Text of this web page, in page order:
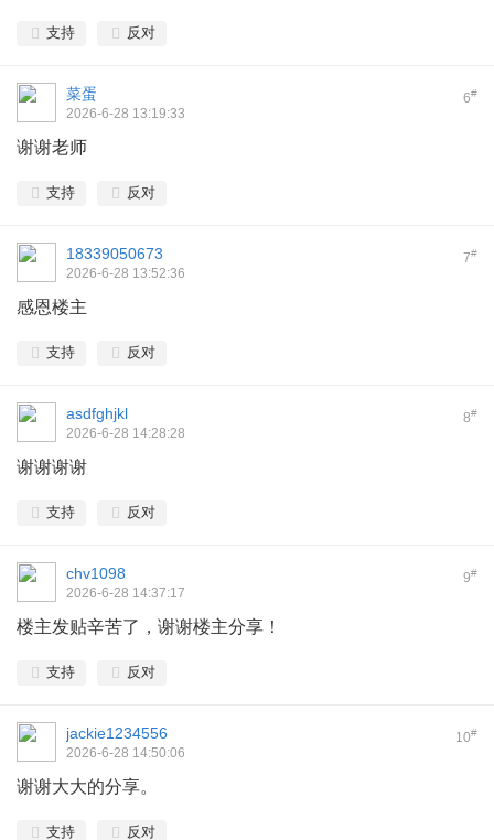
支持 反对
6#
菜蛋
2026-6-28 13:19:33
谢谢老师
支持 反对
7#
18339050673
2026-6-28 13:52:36
感恩楼主
支持 反对
8#
asdfghjkl
2026-6-28 14:28:28
谢谢谢谢
支持 反对
9#
chv1098
2026-6-28 14:37:17
楼主发贴辛苦了，谢谢楼主分享！
支持 反对
10#
jackie1234556
2026-6-28 14:50:06
谢谢大大的分享。
支持 反对